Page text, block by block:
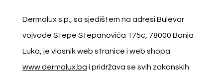
Dermalux s.p., sa sjedištem na adresi Bulevar
vojvode Stepe Stepanovića 175c, 78000 Banja
Luka, je vlasnik web stranice i web shopa
www.dermalux.ba i pridržava se svih zakonskih